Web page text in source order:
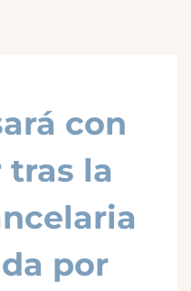
con
tras la
por